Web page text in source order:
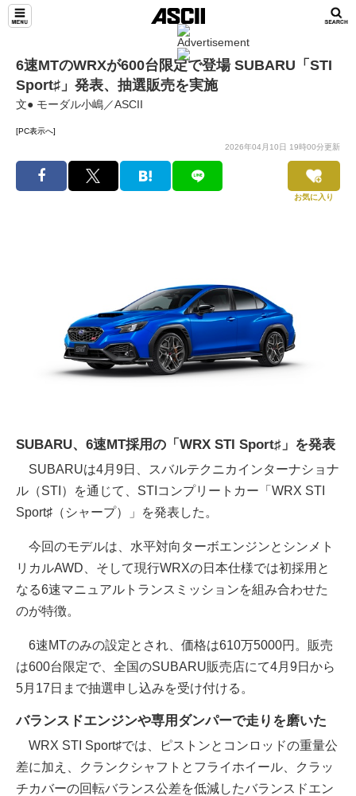
6速MTのWRXが600台限定で登場 SUBARU「STI
Sport♯」発表、抽選販売を実施
文● モーダル小嶋／ASCII
[PC表示へ]
2026年04月10日 19時00分更新
お気に入り
SUBARU、6速MT採用の「WRX STI Sport♯」を発表
SUBARUは4月9日、スバルテクニカインターナショナ
ル（STI）を通じて、STIコンプリートカー「WRX STI
Sport♯（シャープ）」を発表した。
今回のモデルは、水平対向ターボエンジンとシンメト
リカルAWD、そして現行WRXの日本仕様では初採用と
なる6速マニュアルトランスミッションを組み合わせた
のが特徴。
6速MTのみの設定とされ、価格は610万5000円。販売
は600台限定で、全国のSUBARU販売店にて4月9日から
5月17日まで抽選申し込みを受け付ける。
バランスドエンジンや専用ダンパーで走りを磨いた
WRX STI Sport♯では、ピストンとコンロッドの重量公
差に加え、クランクシャフトとフライホイール、クラッ
チカバーの回転バランス公差を低減したバランスドエン